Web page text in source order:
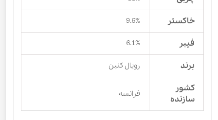
خاکستر 9.6%
فیبر 6.1%
برند رویال کنین
کشور
سازنده
فرانسه